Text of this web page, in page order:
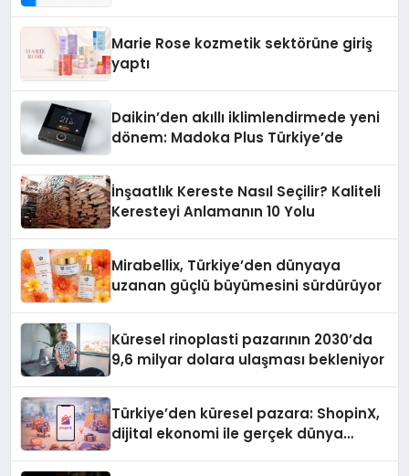
Marie Rose kozmetik sektörüne giriş
yaptı
Daikin’den akıllı iklimlendirmede yeni
dönem: Madoka Plus Türkiye’de
İnşaatlık Kereste Nasıl Seçilir? Kaliteli
Keresteyi Anlamanın 10 Yolu
Mirabellix, Türkiye’den dünyaya
uzanan güçlü büyümesini sürdürüyor
Küresel rinoplasti pazarının 2030’da
9,6 milyar dolara ulaşması bekleniyor
Türkiye’den küresel pazara: ShopinX,
dijital ekonomi ile gerçek dünya